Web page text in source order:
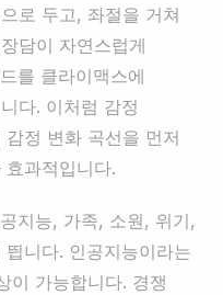
로 두고, 좌절을 거쳐
담이 자연스럽게
를 클라이맥스에
다. 이처럼 감정
정 변화 곡선을 먼저
과적입니다.
지능, 가족, 소원, 위기,
니다. 인공지능이라는
이 가능합니다. 경쟁